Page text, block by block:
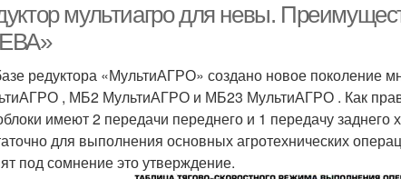
мультиагро для невы.
редуктора «МультиАГРО» создано новое поколение
, МБ2 МультиАГРО и МБ23 МультиАГРО . Как
имеют 2 передачи переднего и 1 передачу заднего
для выполнения основных агротехнических
под сомнение это утверждение.